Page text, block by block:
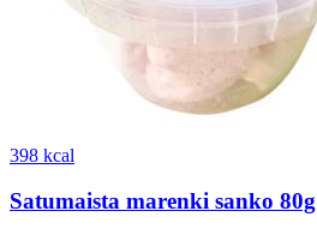
398 kcal
Satumaista marenki sanko 80g